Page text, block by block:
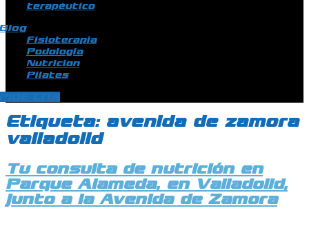
terapéutico
Fisioterapia
Podologia
Nutricion
Pilates
Etiqueta: avenida de zamora
valladolid
Tu consulta de nutrición en
Parque Alameda, en Valladolid,
junto a la Avenida de Zamora